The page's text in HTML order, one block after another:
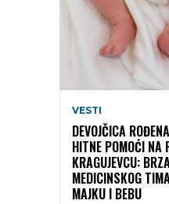
VESTI
DEVOJČICA
HITNE POMOĆI NA
KRAGUJEVCU:
MEDICINSKOG
MAJKU I BEBU